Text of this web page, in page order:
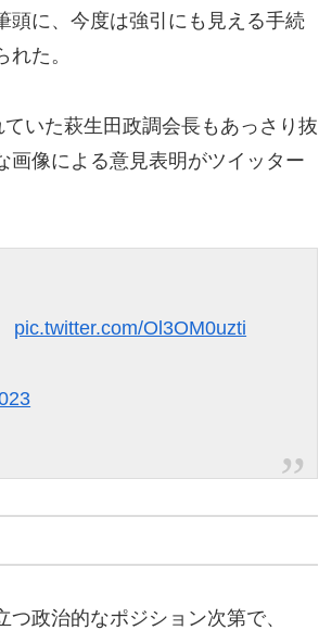
頭に、今度は強引にも見える手続
た。
いた萩生田政調会長もあっさり抜
画像による意見表明がツイッター
pic.twitter.com/Ol3OM0uzti
政治的なポジション次第で、